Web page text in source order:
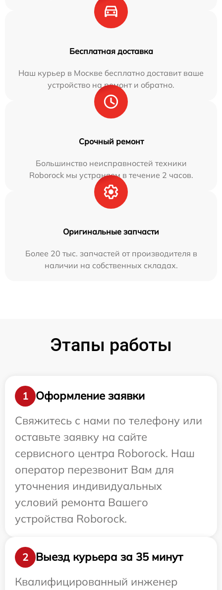
Бесплатная доставка
Наш курьер в Москве бесплатно доставит ваше
устройство на ремонт и обратно.
Срочный ремонт
Большинство неисправностей техники
Roborock мы устраняем в течение 2 часов.
Оригинальные запчасти
Более 20 тыс. запчастей от производителя в
наличии на собственных складах.
Этапы работы
1
Оформление заявки
Свяжитесь с нами по телефону или
оставьте заявку на сайте
сервисного центра Roborock. Наш
оператор перезвонит Вам для
уточнения индивидуальных
условий ремонта Вашего
устройства Roborock.
2
Выезд курьера за 35 минут
Квалифицированный инженер